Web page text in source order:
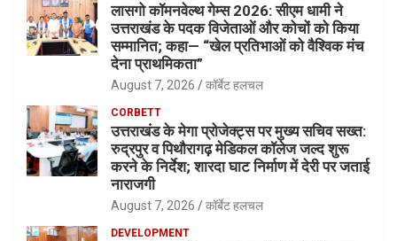
लासगो कॉमनवेल्थ गेम्स 2026: सीएम धामी ने
उत्तराखंड के पदक विजेताओं और कोचों को किया
सम्मानित; कहा— “खेल प्रतिभाओं को वैश्विक मंच
देना प्राथमिकता”
August 7, 2026 कॉर्बेट हलचल
CORBETT
उत्तराखंड के मेगा प्रोजेक्ट्स पर मुख्य सचिव सख्त:
रुद्रपुर व पिथौरागढ़ मेडिकल कॉलेज जल्द शुरू
करने के निर्देश; शारदा घाट निर्माण में देरी पर जताई
नाराजगी
August 7, 2026 कॉर्बेट हलचल
DEVELOPMENT